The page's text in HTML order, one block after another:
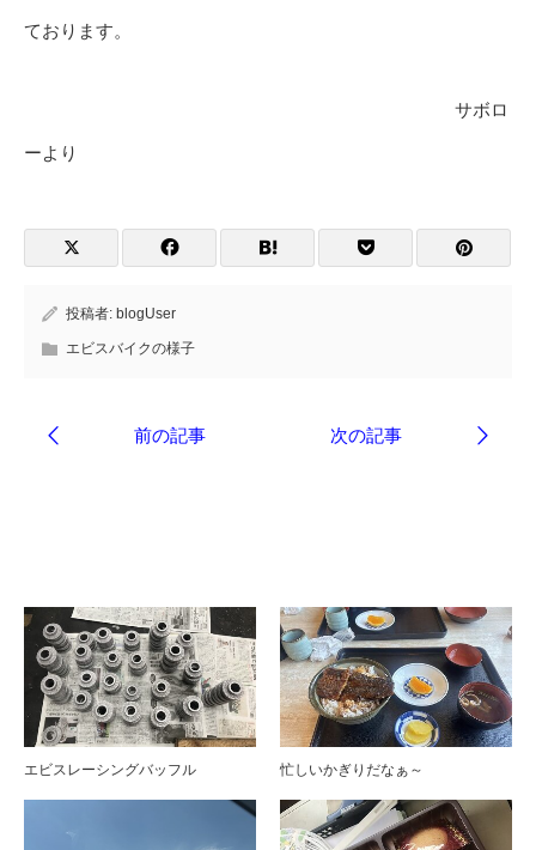
ております。
サボロ
ーより
投稿者: blogUser
エビスバイクの様子
エビスレーシングバッフル 忙しいかぎりだなぁ～